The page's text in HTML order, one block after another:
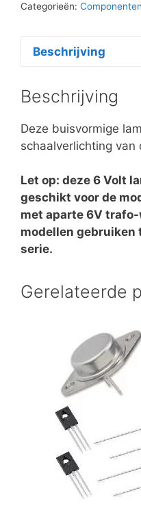
Categorieën: Componenten
Beschrijving
Beschrijving
Deze buisvormige
schaalverlichting van
Let op: deze 6 Volt
geschikt voor de
met aparte 6V
modellen gebruiken
serie.
Gerelateerde